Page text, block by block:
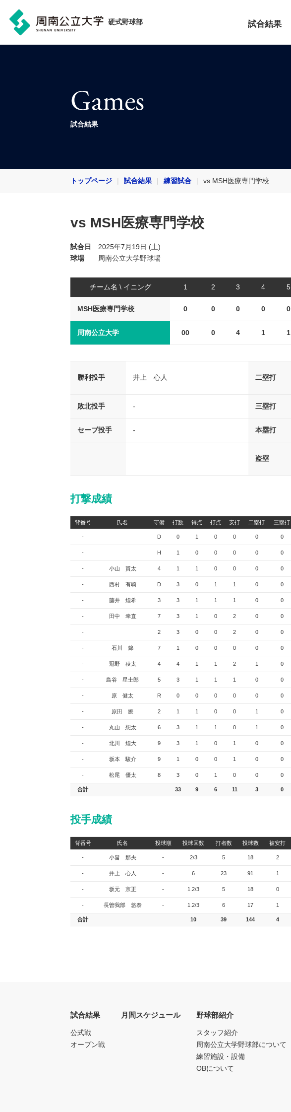
硬式野球部 試合結果
Games
試合結果
トップページ 試合結果 練習試合 vs MSH医療専門学校
vs MSH医療専門学校
試合日
2025年7月19日 (土)
球場
周南公立大学野球場
チーム名 \ イニング 1 2 3 4 5
MSH医療専門学校 0 0 0 0 0
周南公立大学 00 0 4 1 1
勝利投手 井上 心人 二塁打
敗北投手 - 三塁打
セーブ投手 - 本塁打
盗塁
打撃成績
背番号 氏名 守備 打数 得点 打点 安打 二塁打 三塁打
- D 0 1 0 0 0 0
- H 1 0 0 0 0 0
- 小山 貫太 4 1 1 0 0 0 0
- 西村 有騎 D 3 0 1 1 0 0
- 藤井 煌希 3 3 1 1 1 0 0
- 田中 幸直 7 3 1 0 2 0 0
- 2 3 0 0 2 0 0
- 石川 錦 7 1 0 0 0 0 0
- 冠野 稜太 4 4 1 1 2 1 0
- 島谷 星士郎 5 3 1 1 1 0 0
- 原 健太 R 0 0 0 0 0 0
- 原田 燎 2 1 1 0 0 1 0
- 丸山 想太 6 3 1 1 0 1 0
- 北川 煌大 9 3 1 0 1 0 0
- 坂本 駿介 9 1 0 0 1 0 0
- 松尾 優太 8 3 0 1 0 0 0
合計 33 9 6 11 3 0
投手成績
背番号 氏名 投球順 投球回数 打者数 投球数 被安打
- 小畠 那央 - 2/3 5 18 2
- 井上 心人 - 6 23 91 1
- 坂元 京正 - 1.2/3 5 18 0
- 長曽我部 悠泰 - 1.2/3 6 17 1
合計 10 39 144 4
試合結果
公式戦
オープン戦
月間スケジュール 野球部紹介
スタッフ紹介
周南公立大学野球部について
練習施設・設備
OBについて